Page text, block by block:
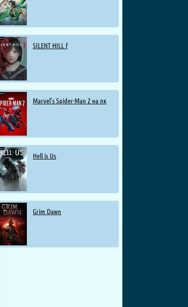
SILENT HILL f
Marvel’s Spider-Man 2 на пк
Hell is Us
Grim Dawn